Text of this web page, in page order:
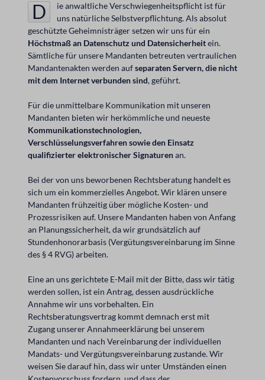
Die anwaltliche Verschwiegenheitspflicht ist für
uns natürliche Selbstverpflichtung. Als absolut
geschützte Geheimnisträger setzen wir uns für ein
Höchstmaß an Datenschutz und Datensicherheitein.
Sämtliche für unsere Mandanten betreuten vertraulichen
Mandantenakten werden aufseparaten Servern, die nicht
mit dem Internet verbunden sind, geführt.
Für die unmittelbare Kommunikation mit unseren
Mandanten bieten wir herkömmliche und neueste
Kommunikationstechnologien,
Verschlüsselungsverfahren sowie den Einsatz
qualifizierter elektronischer Signaturenan.
Bei der von uns beworbenen Rechtsberatung handelt es
sich um ein kommerzielles Angebot. Wir klären unsere
Mandanten frühzeitig über mögliche Kosten- und
Prozessrisiken auf. Unsere Mandanten haben von Anfang
an Planungssicherheit, da wir grundsätzlich auf
Stundenhonorarbasis (Vergütungsvereinbarung im Sinne
des § 4 RVG) arbeiten.
Eine an uns gerichtete E-Mail mit der Bitte, dass wir tätig
werden sollen, ist ein Antrag, dessen ausdrückliche
Annahme wir uns vorbehalten. Ein
Rechtsberatungsvertrag kommt demnach erst mit
Zugang unserer Annahmeerklärung bei unserem
Mandanten und nach Vereinbarung der individuellen
Mandats- und Vergütungsvereinbarung zustande. Wir
weisen Sie darauf hin, dass wir unter Umständen einen